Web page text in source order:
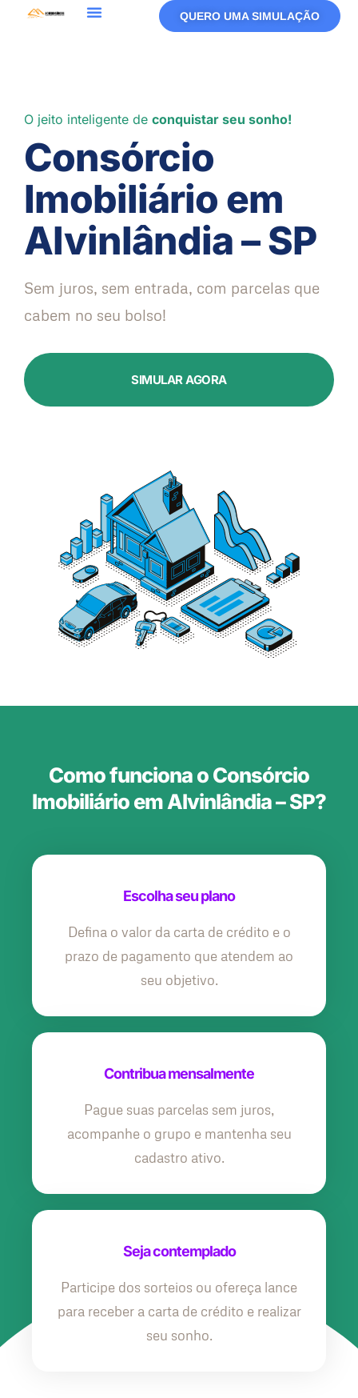
QUERO UMA SIMULAÇÃO
O jeito inteligente de conquistar seu sonho!
Consórcio
Imobiliário em
Alvinlândia – SP
Sem juros, sem entrada, com parcelas que
cabem no seu bolso!
SIMULAR AGORA
Como funciona o Consórcio
Imobiliário em Alvinlândia – SP?
Escolha seu plano
Defina o valor da carta de crédito e o
prazo de pagamento que atendem ao
seu objetivo.
Contribua mensalmente
Pague suas parcelas sem juros,
acompanhe o grupo e mantenha seu
cadastro ativo.
Seja contemplado
Participe dos sorteios ou ofereça lance
para receber a carta de crédito e realizar
seu sonho.